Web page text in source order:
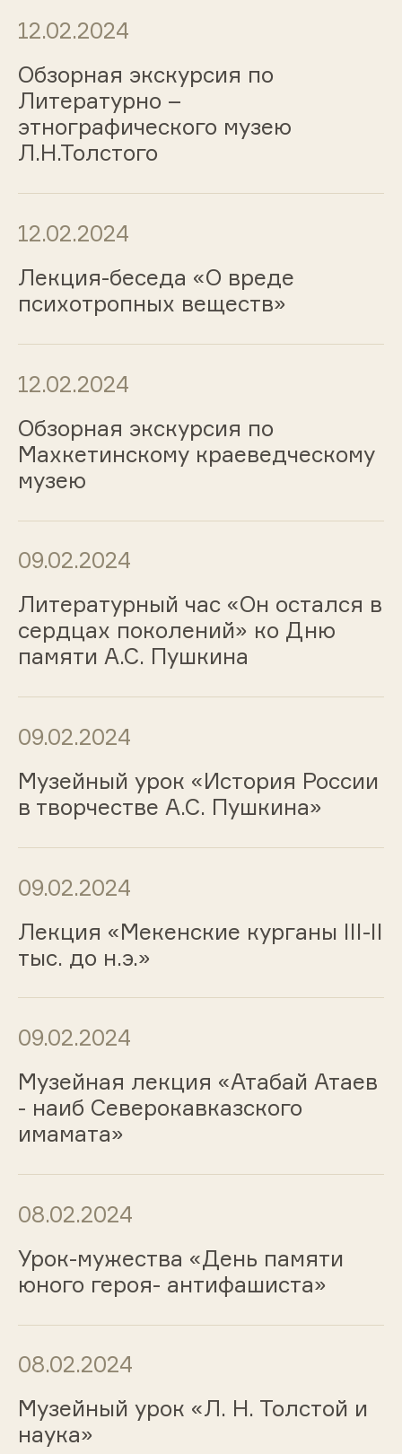
12.02.2024
Обзорная экскурсия по
Литературно –
этнографического музею
Л.Н.Толстого
12.02.2024
Лекция-беседа «О вреде
психотропных веществ»
12.02.2024
Обзорная экскурсия по
Махкетинскому краеведческому
музею
09.02.2024
Литературный час «Он остался в
сердцах поколений» ко Дню
памяти А.С. Пушкина
09.02.2024
Музейный урок «История России
в творчестве А.С. Пушкина»
09.02.2024
Лекция «Мекенские курганы III-II
тыс. до н.э.»
09.02.2024
Музейная лекция «Атабай Атаев
- наиб Северокавказского
имамата»
08.02.2024
Урок-мужества «День памяти
юного героя- антифашиста»
08.02.2024
Музейный урок «Л. Н. Толстой и
наука»